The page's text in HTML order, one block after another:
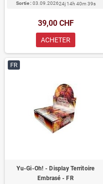
Sortie : 03.09.202624j 14h 40m 39s
39,00 CHF
ACHETER
FR
Yu-Gi-Oh! - Display Territoire
Embrasé - FR